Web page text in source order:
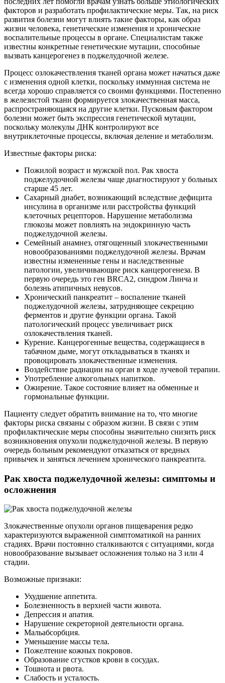
факторов и разработать профилактические меры. Так, на риск
развития болезни могут влиять такие факторы, как образ
жизни человека, генетические изменения и хронические
воспалительные процессы в органе. Специалистам также
известны конкретные генетические мутации, способные
вызвать канцерогенез в поджелудочной железе.
Процесс озлокачествления тканей органа может начаться даже
с изменения одной клетки, поскольку иммунная система не
всегда хорошо справляется со своими функциями. Постепенно
в железистой ткани формируется злокачественная масса,
распространяющаяся на другие клетки. Пусковым фактором
болезни может быть экспрессия генетической мутации,
поскольку молекулы ДНК контролируют все
внутриклеточные процессы, включая деление и метаболизм.
Известные факторы риска:
Пожилой возраст и мужской пол. Рак хвоста
поджелудочной железы чаще диагностируют у больных
старше 45 лет.
Сахарный диабет, возникающий вследствие дефицита
инсулина в организме или расстройства функций
клеточных рецепторов. Нарушение метаболизма
глюкозы может повлиять на эндокринную часть
поджелудочной железы.
Семейный анамнез, отягощенный злокачественными
новообразованиями поджелудочной железы. Врачам
известны измененные гены и наследственные
патологии, увеличивающие риск канцерогенеза. В
первую очередь это ген BRCA2, синдром Линча и
болезнь атипичных невусов.
Хронический панкреатит – воспаление тканей
поджелудочной железы, затрудняющее секрецию
ферментов и другие функции органа. Такой
патологический процесс увеличивает риск
озлокачествления тканей.
Курение. Канцерогенные вещества, содержащиеся в
табачном дыме, могут откладываться в тканях и
провоцировать злокачественные изменения.
Воздействие радиации на орган в ходе лучевой терапии.
Употребление алкогольных напитков.
Ожирение. Такое состояние влияет на обменные и
гормональные функции.
Пациенту следует обратить внимание на то, что многие
факторы риска связаны с образом жизни. В связи с этим
профилактические меры способны значительно снизить риск
возникновения опухоли поджелудочной железы. В первую
очередь больным рекомендуют отказаться от вредных
привычек и заняться лечением хронического панкреатита.
Рак хвоста поджелудочной железы: симптомы и
осложнения
Злокачественные опухоли органов пищеварения редко
характеризуются выраженной симптоматикой на ранних
стадиях. Врачи постоянно сталкиваются с ситуациями, когда
новообразование вызывает осложнения только на 3 или 4
стадии.
Возможные признаки:
Ухудшение аппетита.
Болезненность в верхней части живота.
Депрессия и апатия.
Нарушение секреторной деятельности органа.
Мальабсорбция.
Уменьшение массы тела.
Пожелтение кожных покровов.
Образование сгустков крови в сосудах.
Тошнота и рвота.
Слабость и усталость.